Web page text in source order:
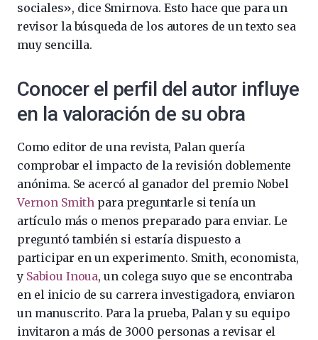
sociales», dice Smirnova. Esto hace que para un
revisor la búsqueda de los autores de un texto sea
muy sencilla.
Conocer el perfil del autor influye
en la valoración de su obra
Como editor de una revista, Palan quería
comprobar el impacto de la revisión doblemente
anónima. Se acercó al ganador del premio Nobel
Vernon Smith para preguntarle si tenía un
artículo más o menos preparado para enviar. Le
preguntó también si estaría dispuesto a
participar en un experimento. Smith, economista,
y Sabiou Inoua, un colega suyo que se encontraba
en el inicio de su carrera investigadora, enviaron
un manuscrito. Para la prueba, Palan y su equipo
invitaron a más de 3000 personas a revisar el